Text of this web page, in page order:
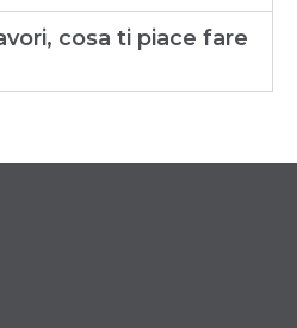
cosa ti piace fare